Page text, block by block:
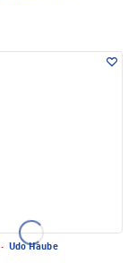
· Udo Haube